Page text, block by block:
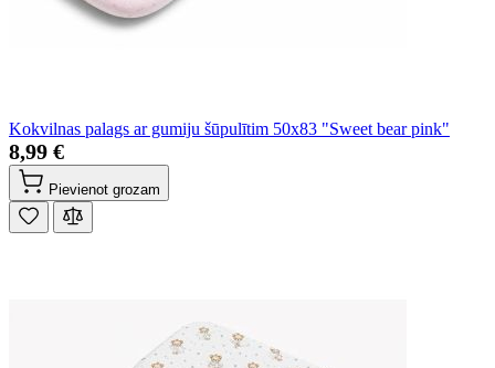
Kokvilnas palags ar gumiju šūpulītim 50x83 "Sweet bear pink"
8,99 €
Pievienot grozam